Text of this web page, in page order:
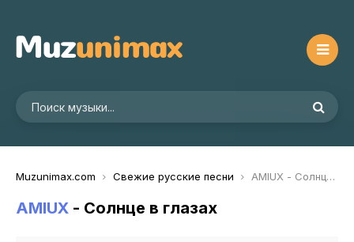
Muzunimax.com Свежие русские песни AMIUX - Солнце в глазах
AMIUX - Солнце в глазах